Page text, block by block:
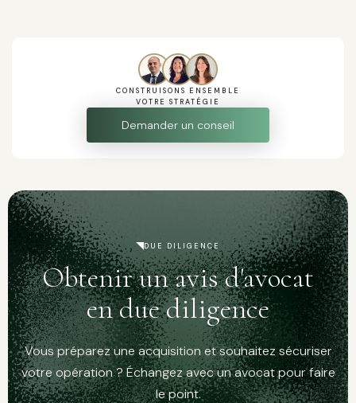
CONSTRUISONS ENSEMBLE
VOTRE STRATÉGIE
Demander un conseil
DUE DILIGENCE
Obtenir un avis d'avocat
en due diligence
Vous préparez une acquisition et souhaitez sécuriser
votre opération ? Échangez avec un avocat pour faire
le point.